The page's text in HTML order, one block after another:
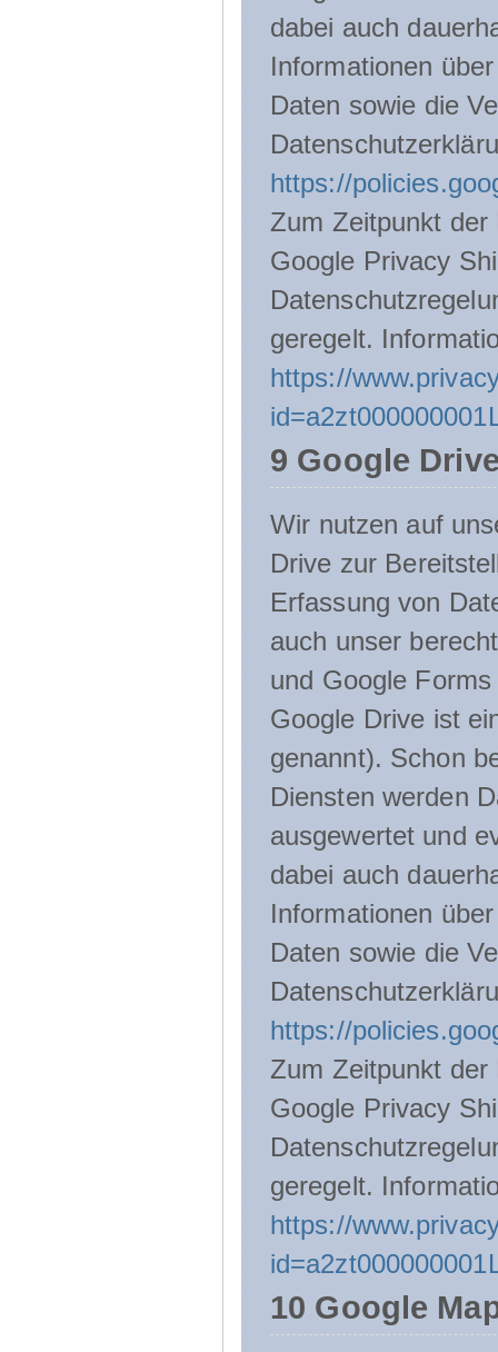
dabei auch
Informationen
Daten sowie die
https://
Zum Zeitpunkt der
Google Privacy
geregelt.
https://
9 Google
Wir nutzen auf
Drive zur
Erfassung von
auch unser
und Google
Google Drive ist
genannt). Schon
Diensten werden
ausgewertet und
dabei auch
Informationen
Daten sowie die
https://
Zum Zeitpunkt der
Google Privacy
geregelt.
https://
10 Google